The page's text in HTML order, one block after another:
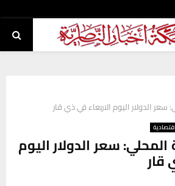
الدولار اليوم الاربعاء في ذي قار
سعر الدولار اليوم
قار